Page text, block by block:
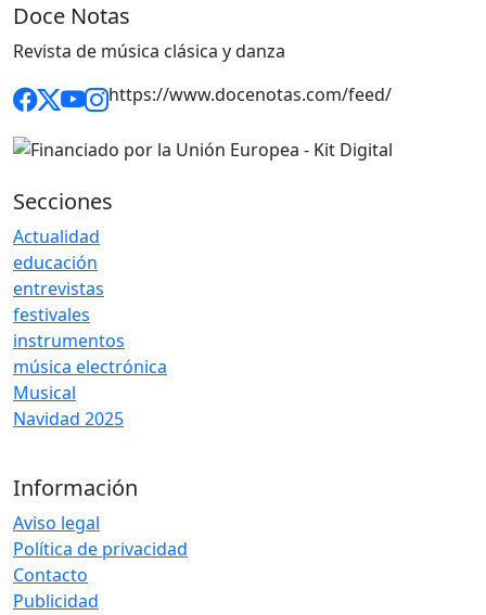
Doce Notas
Revista de música clásica y danza
https://www.docenotas.com/feed/
Secciones
Actualidad
educación
entrevistas
festivales
instrumentos
música electrónica
Musical
Navidad 2025
Información
Aviso legal
Política de privacidad
Contacto
Publicidad